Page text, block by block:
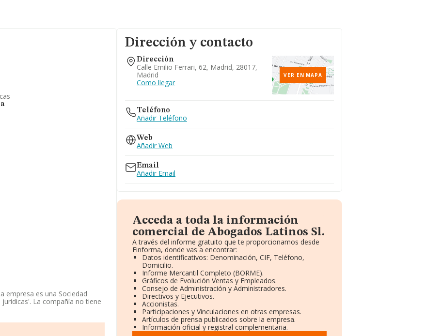
empresa es una Sociedad
La compañía no tiene
se encuentra en Calle
Dirección y contacto
Dirección
Calle Emilio Ferrari, 62, Madrid, 28017,
Madrid
Como llegar
VER EN MAPA
Teléfono
Añadir Teléfono
Web
Añadir Web
Email
Añadir Email
Acceda a toda la información
comercial de Abogados Latinos Sl.
A través del informe gratuito que te proporcionamos desde
Einforma, donde vas a encontrar:
Datos identificativos: Denominación, CIF, Teléfono,
Domicilio.
Informe Mercantil Completo (BORME).
Gráficos de Evolución Ventas y Empleados.
Consejo de Administración y Administradores.
Directivos y Ejecutivos.
Accionistas.
Participaciones y Vinculaciones en otras empresas.
Artículos de prensa publicados sobre la empresa.
Información oficial y registral complementaria.